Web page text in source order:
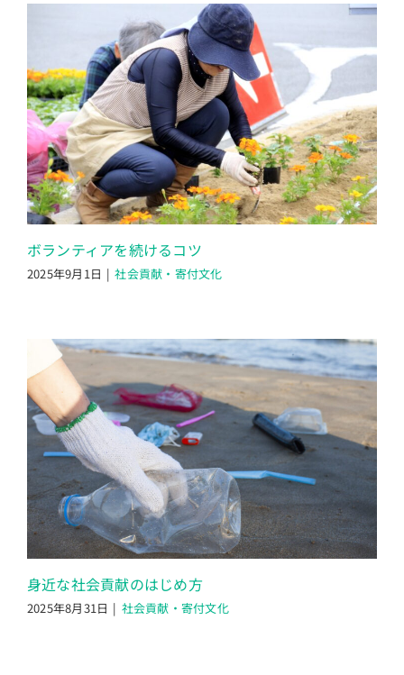
ボランティアを続けるコツ
2025年9月1日 | 社会貢献・寄付文化
身近な社会貢献のはじめ方
2025年8月31日 | 社会貢献・寄付文化